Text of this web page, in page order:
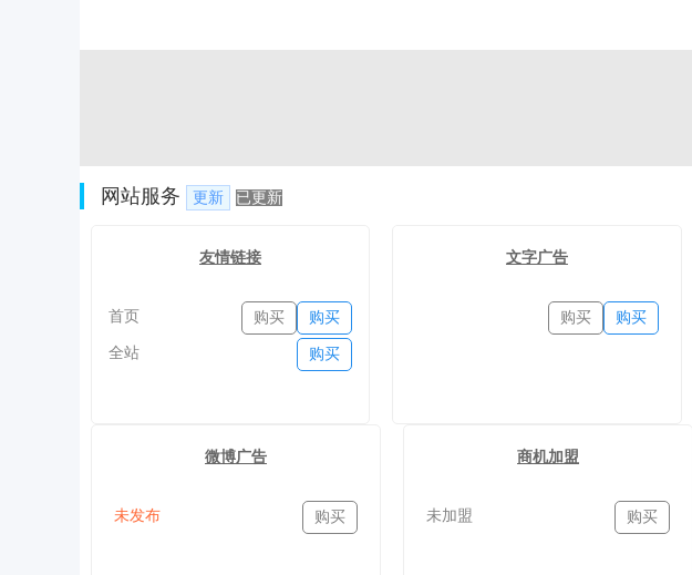
网站服务 更新 已更新
友情链接
首页 购买
购买
全站 购买
文字广告
购买
购买
微博广告
未发布 购买
商机加盟
未加盟 购买